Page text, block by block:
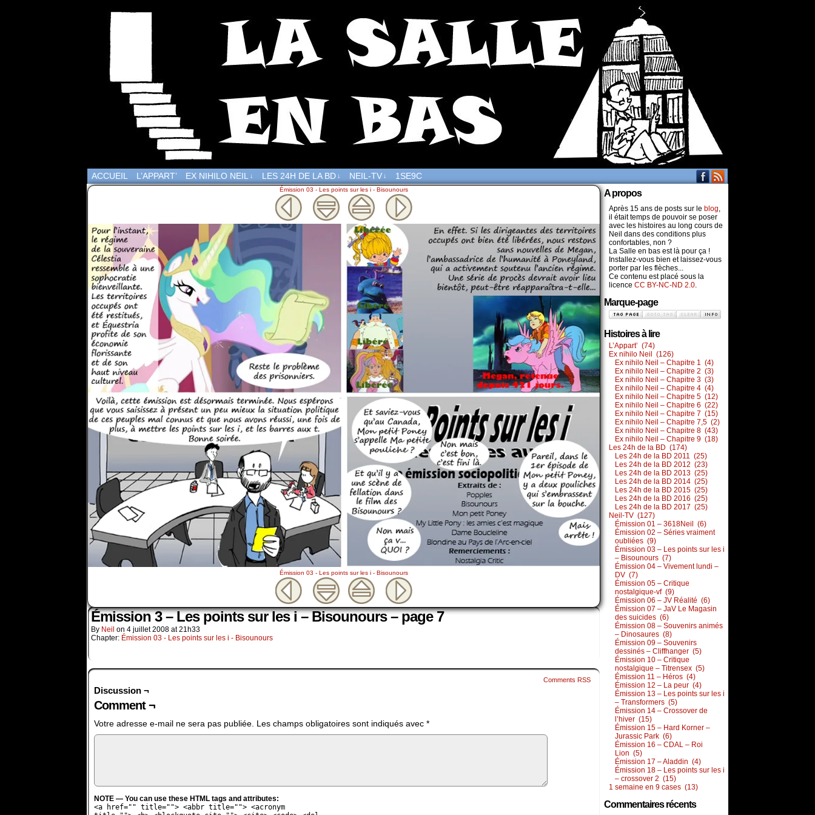
ACCUEIL L’APPART’ EX NIHILO NEIL ↓ LES 24H DE LA BD ↓ NEIL-TV ↓ 1SE9C
Émission 03 - Les points sur les i - Bisounours
Émission 03 - Les points sur les i - Bisounours
Émission 3 – Les points sur les i – Bisounours – page 7
By Neil on 4 juillet 2008 at21h33
Chapter: Émission 03 - Les points sur les i - Bisounours
Comments RSS
Discussion ¬
Comment ¬
Votre adresse e-mail ne sera pas publiée. Les champs obligatoires sont indiqués avec *
NOTE — You can use these HTML tags and attributes:
<a href="" title=""> <abbr title=""> <acronym
A propos
Après 15 ans de posts sur le blog,
il était temps de pouvoir se poser
avec les histoires au long cours de
Neil dans des conditions plus
confortables, non ?
La Salle en bas est là pour ça !
Installez-vous bien et laissez-vous
porter par les flèches...
Ce contenu est placé sous la
licence CC BY-NC-ND 2.0.
Marque-page
Histoires à lire
L’Appart’ (74)
Ex nihilo Neil (126)
Ex nihilo Neil – Chapitre 1 (4)
Ex nihilo Neil – Chapitre 2 (3)
Ex nihilo Neil – Chapitre 3 (3)
Ex nihilo Neil – Chapitre 4 (4)
Ex nihilo Neil – Chapitre 5 (12)
Ex nihilo Neil – Chapitre 6 (22)
Ex nihilo Neil – Chapitre 7 (15)
Ex nihilo Neil – Chapitre 7,5 (2)
Ex nihilo Neil – Chapitre 8 (43)
Ex nihilo Neil – Chapitre 9 (18)
Les 24h de la BD (174)
Les 24h de la BD 2011 (25)
Les 24h de la BD 2012 (23)
Les 24h de la BD 2013 (25)
Les 24h de la BD 2014 (25)
Les 24h de la BD 2015 (25)
Les 24h de la BD 2016 (25)
Les 24h de la BD 2017 (25)
Neil-TV (127)
Émission 01 – 3618Neil (6)
Émission 02 – Séries vraiment
oubliées (9)
Émission 03 – Les points sur les i
– Bisounours (7)
Émission 04 – Vivement lundi –
DV (7)
Émission 05 – Critique
nostalgique-vf (9)
Émission 06 – JV Réalité (6)
Émission 07 – JaV Le Magasin
des suicides (6)
Émission 08 – Souvenirs animés
– Dinosaures (8)
Émission 09 – Souvenirs
dessinés – Cliffhanger (5)
Émission 10 – Critique
nostalgique – Titrensex (5)
Émission 11 – Héros (4)
Émission 12 – La peur (4)
Émission 13 – Les points sur les i
– Transformers (5)
Émission 14 – Crossover de
l’hiver (15)
Émission 15 – Hard Korner –
Jurassic Park (6)
Émission 16 – CDAL – Roi
Lion (5)
Émission 17 – Aladdin (4)
Émission 18 – Les points sur les i
– crossover 2 (15)
1 semaine en 9 cases (13)
Commentaires récents